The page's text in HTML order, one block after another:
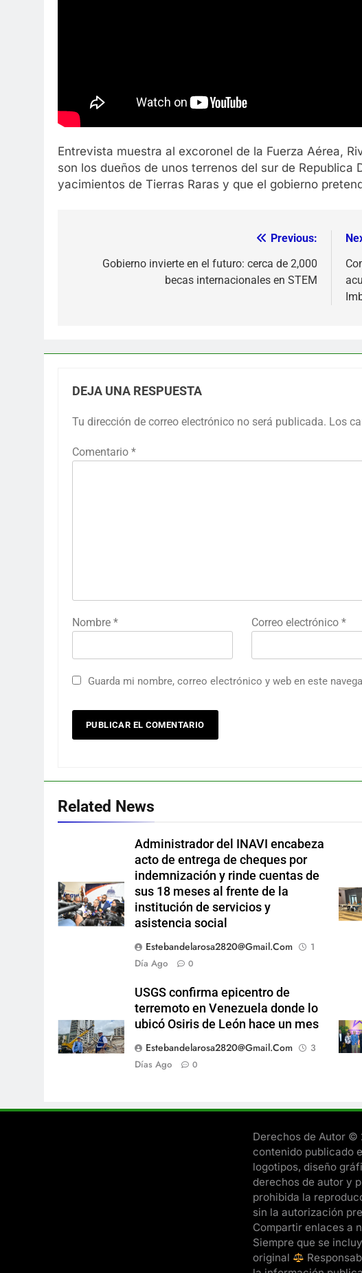
Entrevista muestra al excoronel de la Fuerza Aérea,
son los dueños de unos terrenos del sur de
yacimientos de Tierras Raras y que el gobierno
Previous:
Gobierno invierte en el futuro: cerca de 2,000
becas internacionales en STEM
DEJA UNA RESPUESTA
Tu dirección de correo electrónico no será publicada. Los
Comentario *
Nombre * Correo electrónico *
Guarda mi nombre, correo electrónico y web en este
Related News
Administrador del INAVI encabeza
acto de entrega de cheques por
indemnización y rinde cuentas de
sus 18 meses al frente de la
institución de servicios y
asistencia social
Estebandelarosa2820@gmail.com
1
Día Ago
0
USGS confirma epicentro de
terremoto en Venezuela donde lo
ubicó Osiris de León hace un mes
Estebandelarosa2820@gmail.com
3
Días Ago
0
Derechos de Autor ©
contenido publicado
logotipos, diseño
derechos de autor y
prohibida la
sin la autorización
Compartir enlaces a
Siempre que se
original